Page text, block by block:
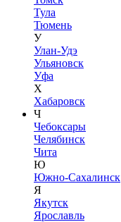
Тула
Тюмень
У
Улан-Удэ
Ульяновск
Уфа
Х
Хабаровск
Ч
Чебоксары
Челябинск
Чита
Ю
Южно-Сахалинск
Я
Якутск
Ярославль